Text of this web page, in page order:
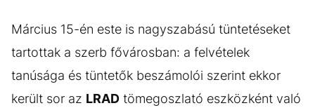
Március 15-én este is nagyszabású tüntetéseket
tartottak a szerb fővárosban: a felvételek
tanúsága és tüntetők beszámolói szerint ekkor
került sor az LRAD tömegoszlató eszközként való